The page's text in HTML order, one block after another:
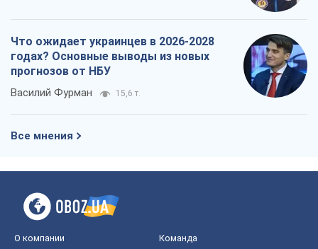
Что ожидает украинцев в 2026-2028
годах? Основные выводы из новых
прогнозов от НБУ
Василий Фурман 15,6 т.
Все мнения
О компании Команда